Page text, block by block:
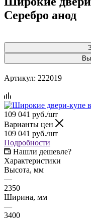
Серебро анод
Артикул: 222019
109 041 руб./шт
Варианты цен
109 041 руб./шт
Подробности
Нашли дешевле?
Характеристики
Высота, мм
—
2350
Ширина, мм
—
3400